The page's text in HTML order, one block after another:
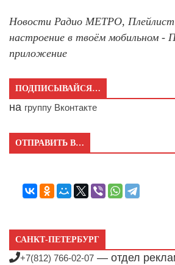
Новости Радио МЕТРО, Плейлист
настроение в твоём мобильном -
приложение
ПОДПИСЫВАЙСЯ…
на группу Вконтакте
ОТПРАВИТЬ В…
САНКТ-ПЕТЕРБУРГ
+7(812) 766-02-07 — отдел